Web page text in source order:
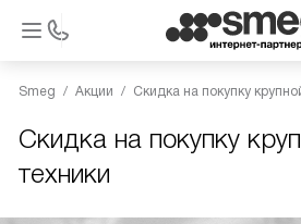
Smeg Акции Скидка на покупку
Скидка на покупку
техники